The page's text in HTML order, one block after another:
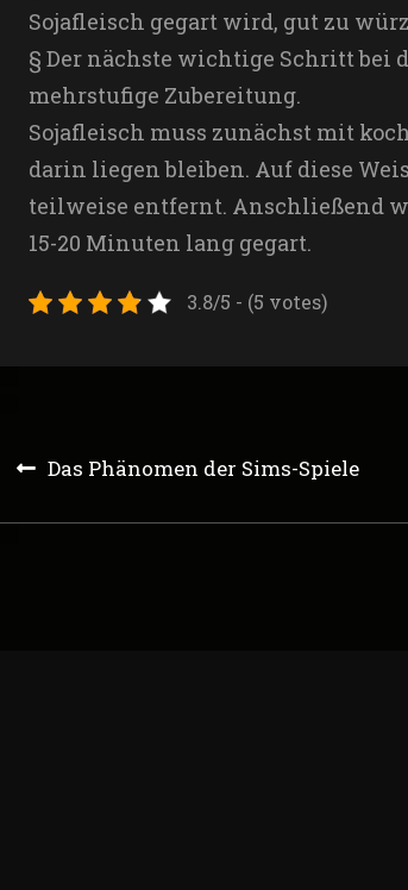
Sojafleisch gegart wird, gut zu
§ Der nächste wichtige Schritt bei
mehrstufige Zubereitung.
Sojafleisch muss zunächst mit
darin liegen bleiben. Auf diese
teilweise entfernt. Anschließend
15-20 Minuten lang gegart.
3.8/5 - (5 votes)
Post
navigation
Das Phänomen der Sims-Spiele